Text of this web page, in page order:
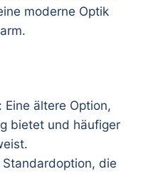
moderne Optik
Eine ältere Option,
bietet und häufiger
die